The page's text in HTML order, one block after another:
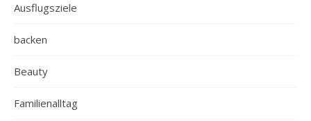
Ausflugsziele
backen
Beauty
Familienalltag